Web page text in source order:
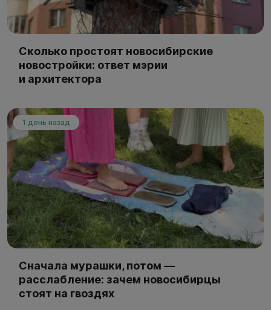
Сколько простоят новосибирские
новостройки: ответ мэрии
и архитектора
1 день назад
Сначала мурашки, потом —
расслабление: зачем новосибирцы
стоят на гвоздях